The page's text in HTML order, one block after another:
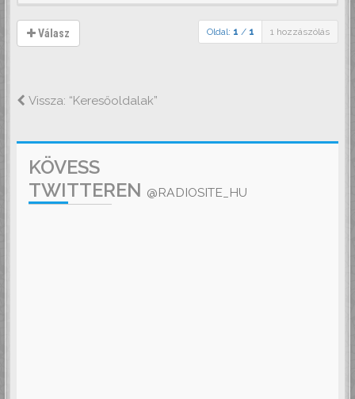
Válasz Oldal: 1 / 1 1 hozzászólás
Vissza: “Keresőoldalak”
KÖVESS
TWITTEREN @RADIOSITE_HU